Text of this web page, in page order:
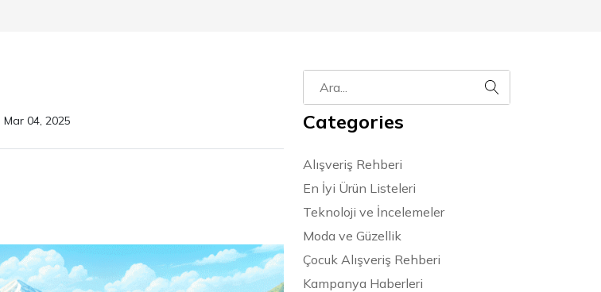
Mar 04, 2025 Categories
Alışveriş Rehberi
En İyi Ürün Listeleri
Teknoloji ve İncelemeler
Moda ve Güzellik
Çocuk Alışveriş Rehberi
Kampanya Haberleri